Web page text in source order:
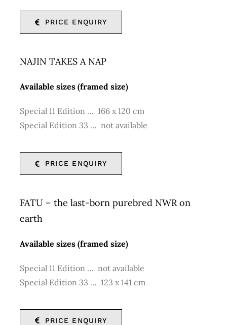
PRICE ENQUIRY
NAJIN TAKES A NAP
Available sizes (framed size)
Special 11 Edition … 166 x 120 cm
Special Edition 33 … not available
PRICE ENQUIRY
FATU – the last-born purebred NWR on
earth
Available sizes (framed size)
Special 11 Edition … not available
Special Edition 33 … 123 x 141 cm
PRICE ENQUIRY